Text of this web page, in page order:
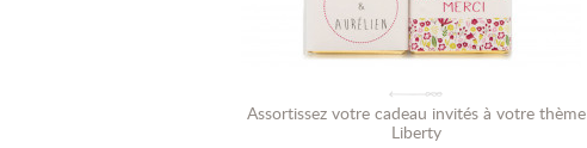
Assortissez votre cadeau invités à votre thème
Liberty